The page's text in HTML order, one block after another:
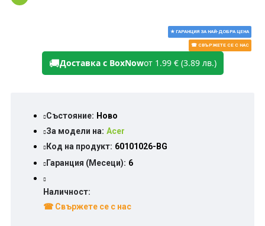
★ ГАРАНЦИЯ ЗА НАЙ-ДОБРА ЦЕНА
☎ СВЪРЖЕТЕ СЕ С НАС
🚚Доставка с BoxNowот 1.99 € (3.89 лв.)
Състояние: Ново
За модели на: Acer
Код на продукт: 60101026-BG
Гаранция (Месеци): 6
Наличност:
☎ Свържете се с нас